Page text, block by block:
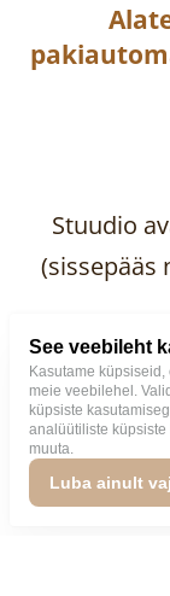
Stuudio
(sissepääs
See veebileht
Kasutame
meie veebilehel.
küpsiste
analüütiliste küpsiste
muuta.
Luba ainult